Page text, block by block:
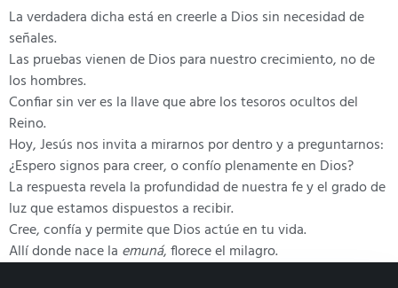
La verdadera dicha está en creerle a Dios sin necesidad de
señales.
Las pruebas vienen de Dios para nuestro crecimiento, no de
los hombres.
Confiar sin ver es la llave que abre los tesoros ocultos del
Reino.
Hoy, Jesús nos invita a mirarnos por dentro y a preguntarnos:
¿Espero signos para creer, o confío plenamente en Dios?
La respuesta revela la profundidad de nuestra fe y el grado de
luz que estamos dispuestos a recibir.
Cree, confía y permite que Dios actúe en tu vida.
Allí donde nace la emuná, florece el milagro.